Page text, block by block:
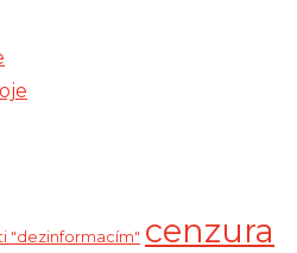
"dezinformacím" cenzura